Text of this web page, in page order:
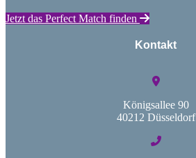
Jetzt das Perfect Match finden
Kontakt
Königsallee 90
40212 Düsseldorf